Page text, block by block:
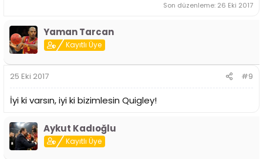
Son düzenleme: 26 Eki 2017
Yaman Tarcan
Kayıtlı Üye
25 Eki 2017 #9
İyi ki varsın, iyi ki bizimlesin Quigley!
Aykut Kadıoğlu
Kayıtlı Üye